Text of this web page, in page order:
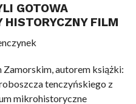
GOTOWA
HISTORYCZNY FILM
autorem książki:
tenczyńskiego z
mikrohistoryczne